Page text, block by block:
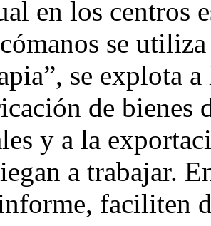
en los centros
se
se explota
de bienes
y a la
a trabajar.
faciliten